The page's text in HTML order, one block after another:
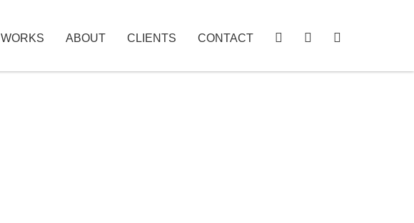
WORKS ABOUT CLIENTS CONTACT